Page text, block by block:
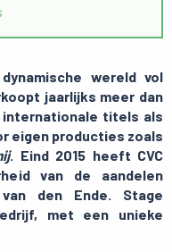
wereld vol
jaarlijks meer dan
titels als
eigen producties zoals
. Eind 2015 heeft CVC
van de aandelen
den Ende. Stage
met een unieke